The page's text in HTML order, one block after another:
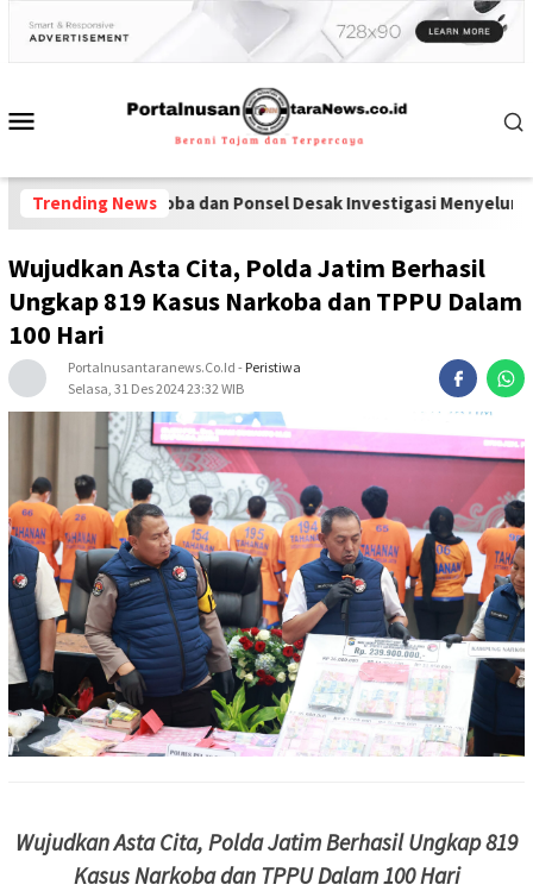
Trending News
dan Ponsel Desak Investigasi Menyeluruh di Lapas
Wujudkan Asta Cita, Polda Jatim Berhasil
Ungkap 819 Kasus Narkoba dan TPPU Dalam
100 Hari
Portalnusantaranews.co.id - Peristiwa
Selasa, 31 Des 2024 23:32 WIB
Wujudkan Asta Cita, Polda Jatim Berhasil Ungkap 819
Kasus Narkoba dan TPPU Dalam 100 Hari